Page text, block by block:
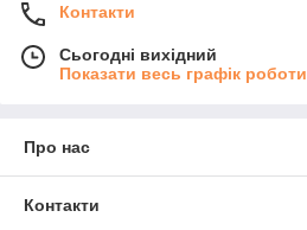
Контакти
Сьогодні вихідний
Показати весь графік роботи
Про нас
Контакти